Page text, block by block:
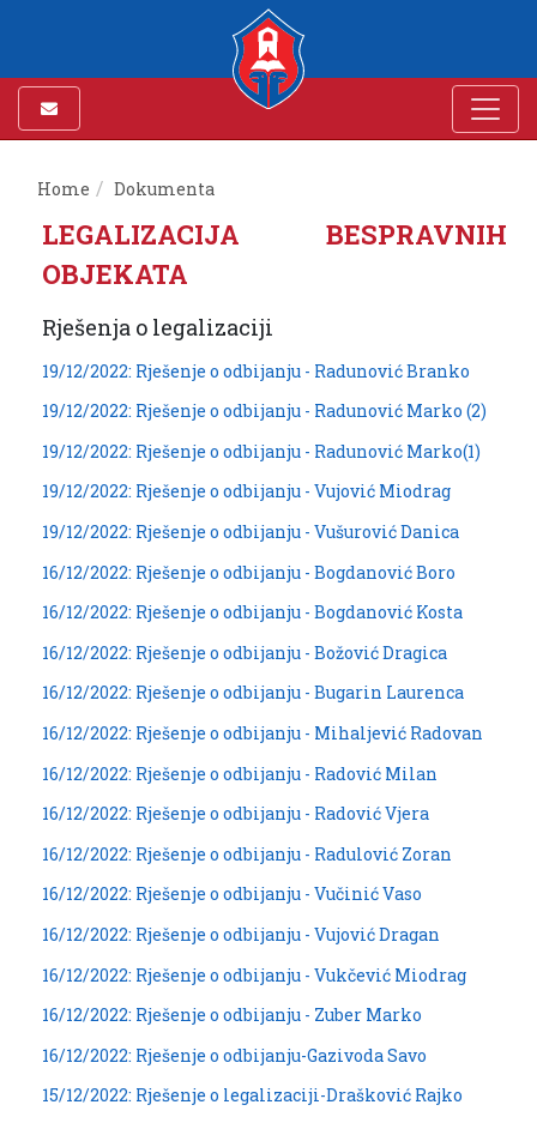
Home Dokumenta
LEGALIZACIJA BESPRAVNIH
OBJEKATA
Rješenja o legalizaciji
19/12/2022: Rješenje o odbijanju - Radunović Branko
19/12/2022: Rješenje o odbijanju - Radunović Marko (2)
19/12/2022: Rješenje o odbijanju - Radunović Marko(1)
19/12/2022: Rješenje o odbijanju - Vujović Miodrag
19/12/2022: Rješenje o odbijanju - Vušurović Danica
16/12/2022: Rješenje o odbijanju - Bogdanović Boro
16/12/2022: Rješenje o odbijanju - Bogdanović Kosta
16/12/2022: Rješenje o odbijanju - Božović Dragica
16/12/2022: Rješenje o odbijanju - Bugarin Laurenca
16/12/2022: Rješenje o odbijanju - Mihaljević Radovan
16/12/2022: Rješenje o odbijanju - Radović Milan
16/12/2022: Rješenje o odbijanju - Radović Vjera
16/12/2022: Rješenje o odbijanju - Radulović Zoran
16/12/2022: Rješenje o odbijanju - Vučinić Vaso
16/12/2022: Rješenje o odbijanju - Vujović Dragan
16/12/2022: Rješenje o odbijanju - Vukčević Miodrag
16/12/2022: Rješenje o odbijanju - Zuber Marko
16/12/2022: Rješenje o odbijanju-Gazivoda Savo
15/12/2022: Rješenje o legalizaciji-Drašković Rajko